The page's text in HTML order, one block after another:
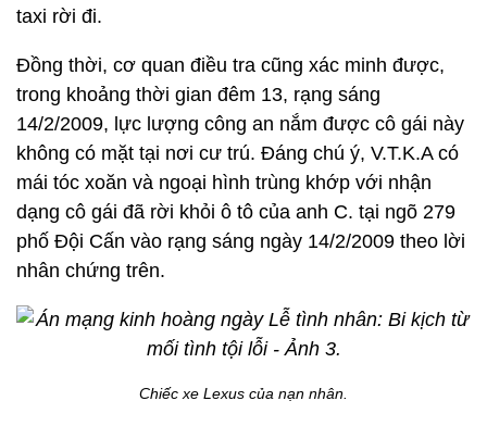
taxi rời đi.
Đồng thời, cơ quan điều tra cũng xác minh được,
trong khoảng thời gian đêm 13, rạng sáng
14/2/2009, lực lượng công an nắm được cô gái này
không có mặt tại nơi cư trú. Đáng chú ý, V.T.K.A có
mái tóc xoăn và ngoại hình trùng khớp với nhận
dạng cô gái đã rời khỏi ô tô của anh C. tại ngõ 279
phố Đội Cấn vào rạng sáng ngày 14/2/2009 theo lời
nhân chứng trên.
Chiếc xe Lexus của nạn nhân.